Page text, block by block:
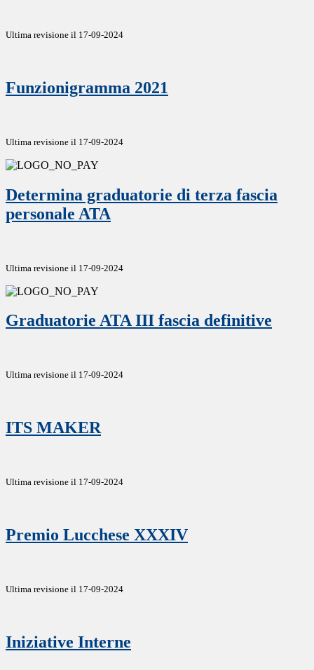
Ultima revisione il 17-09-2024
Funzionigramma 2021
Ultima revisione il 17-09-2024
Determina graduatorie di terza fascia
personale ATA
Ultima revisione il 17-09-2024
Graduatorie ATA III fascia definitive
Ultima revisione il 17-09-2024
ITS MAKER
Ultima revisione il 17-09-2024
Premio Lucchese XXXIV
Ultima revisione il 17-09-2024
Iniziative Interne